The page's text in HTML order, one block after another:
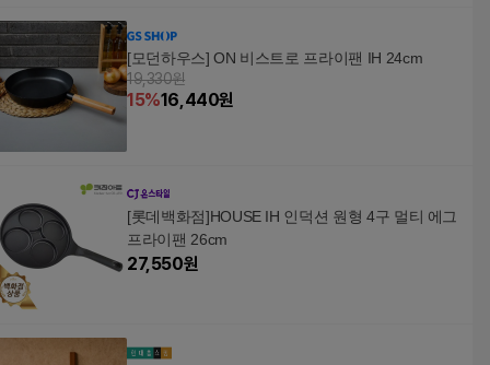
[모던하우스] ON 비스트로 프라이팬 IH 24cm
19,330원
15%16,440원
[롯데백화점]HOUSE IH 인덕션 원형 4구 멀티 에그
프라이팬 26cm
27,550원